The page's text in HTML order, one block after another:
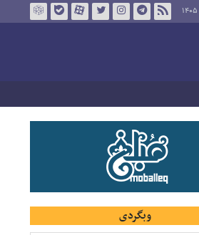
وبگردی